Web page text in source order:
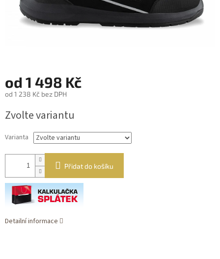
od 1 498 Kč
od 1 238 Kč bez DPH
cena:
Zvolte variantu
Varianta
Přidat do košíku
Detailní informace